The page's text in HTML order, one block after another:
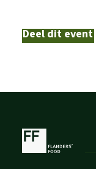
Deel dit event